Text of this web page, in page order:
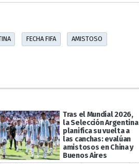
FECHA FIFA AMISTOSO
Tras el Mundial 2026,
la Selección Argentina
planifica su vuelta a
las canchas: evalúan
amistosos en China y
Buenos Aires